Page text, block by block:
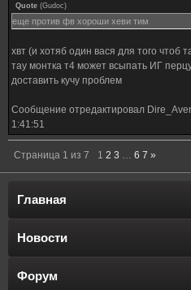
Quote (Gudoc)
еще против фв хороши хеви тим
хвт (и хотяб один вася для того чтоб
тау монтка т4 может всыпать ИГ
доставить кучу проблем
Сообщение отредактировал
1:41:51
Страница 1 из 7 1 2 3 … 6 7 »
Главная
Новости
Форум